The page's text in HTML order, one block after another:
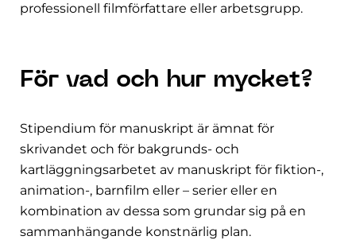
professionell filmförfattare eller arbetsgrupp.
För vad och hur mycket?
Stipendium för manuskript är ämnat för
skrivandet och för bakgrunds- och
kartläggningsarbetet av manuskript för fiktion-,
animation-, barnfilm eller – serier eller en
kombination av dessa som grundar sig på en
sammanhängande konstnärlig plan.